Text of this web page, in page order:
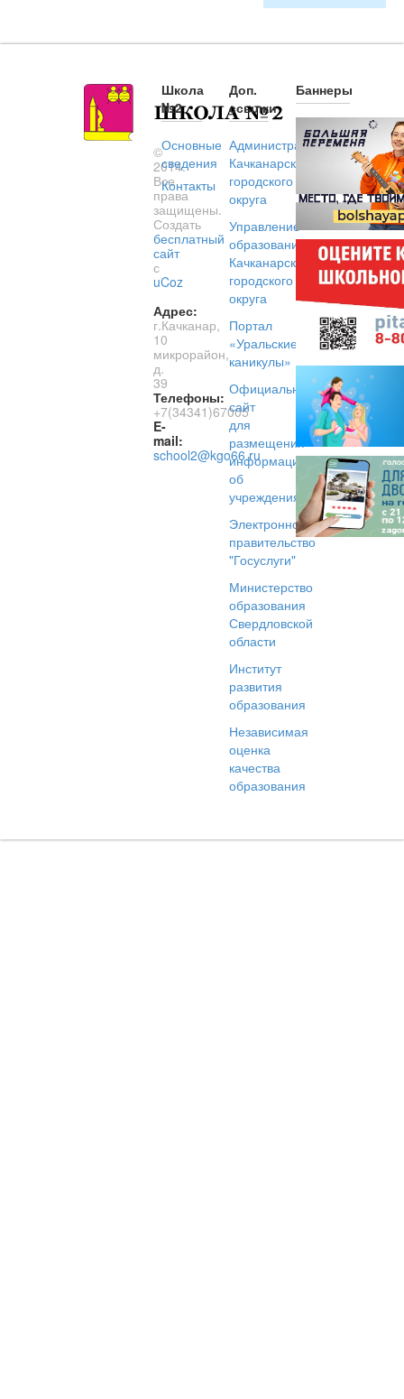
©
2014.
Все
права
защищены.
Создать
бесплатный
сайт
с
uCoz
Адрес:
г.Качканар,
10
микрорайон,
д.
39
Телефоны:
+7(34341)67005
E-
mail:
school2@kgo66.ru
Школа
№2
Основные
сведения
Контакты
Доп.
ссылки
Администрация
Качканарского
городского
округа
Управление
образованием
Качканарского
городского
округа
Портал
«Уральские
каникулы»
Официальный
сайт
для
размещения
информации
об
учреждениях
Электронное
правительство
"Госуслуги"
Министерство
образования
Свердловской
области
Институт
развития
образования
Независимая
оценка
качества
образования
Баннеры